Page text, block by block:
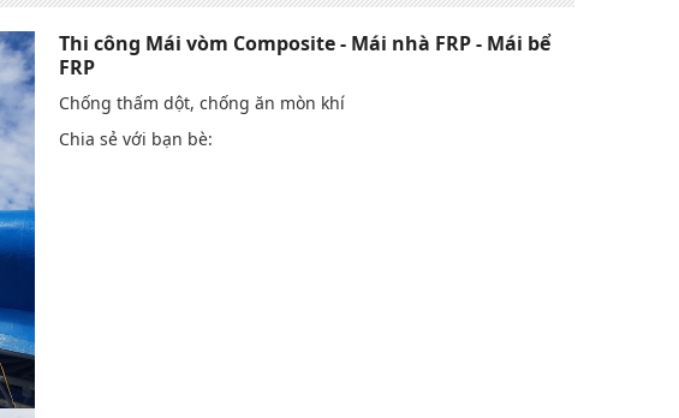
Thi công Mái vòm Composite - Mái nhà FRP - Mái bể
FRP
Chống thấm dột, chống ăn mòn khí
Chia sẻ với bạn bè: